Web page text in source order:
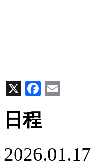
X Facebook
日程
2026.01.17